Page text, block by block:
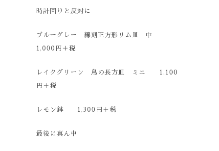
時計回りと反対に
ブルーグレー 線刻正方形リム皿 中
1,000円＋税
レイクグリーン 鳥の長方皿 ミニ 1,100
円＋税
レモン鉢 1,300円＋税
最後に真ん中